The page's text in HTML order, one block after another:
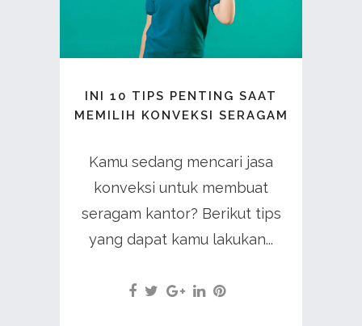
INI 10 TIPS PENTING SAAT
MEMILIH KONVEKSI SERAGAM
Kamu sedang mencari jasa
konveksi untuk membuat
seragam kantor? Berikut tips
yang dapat kamu lakukan...